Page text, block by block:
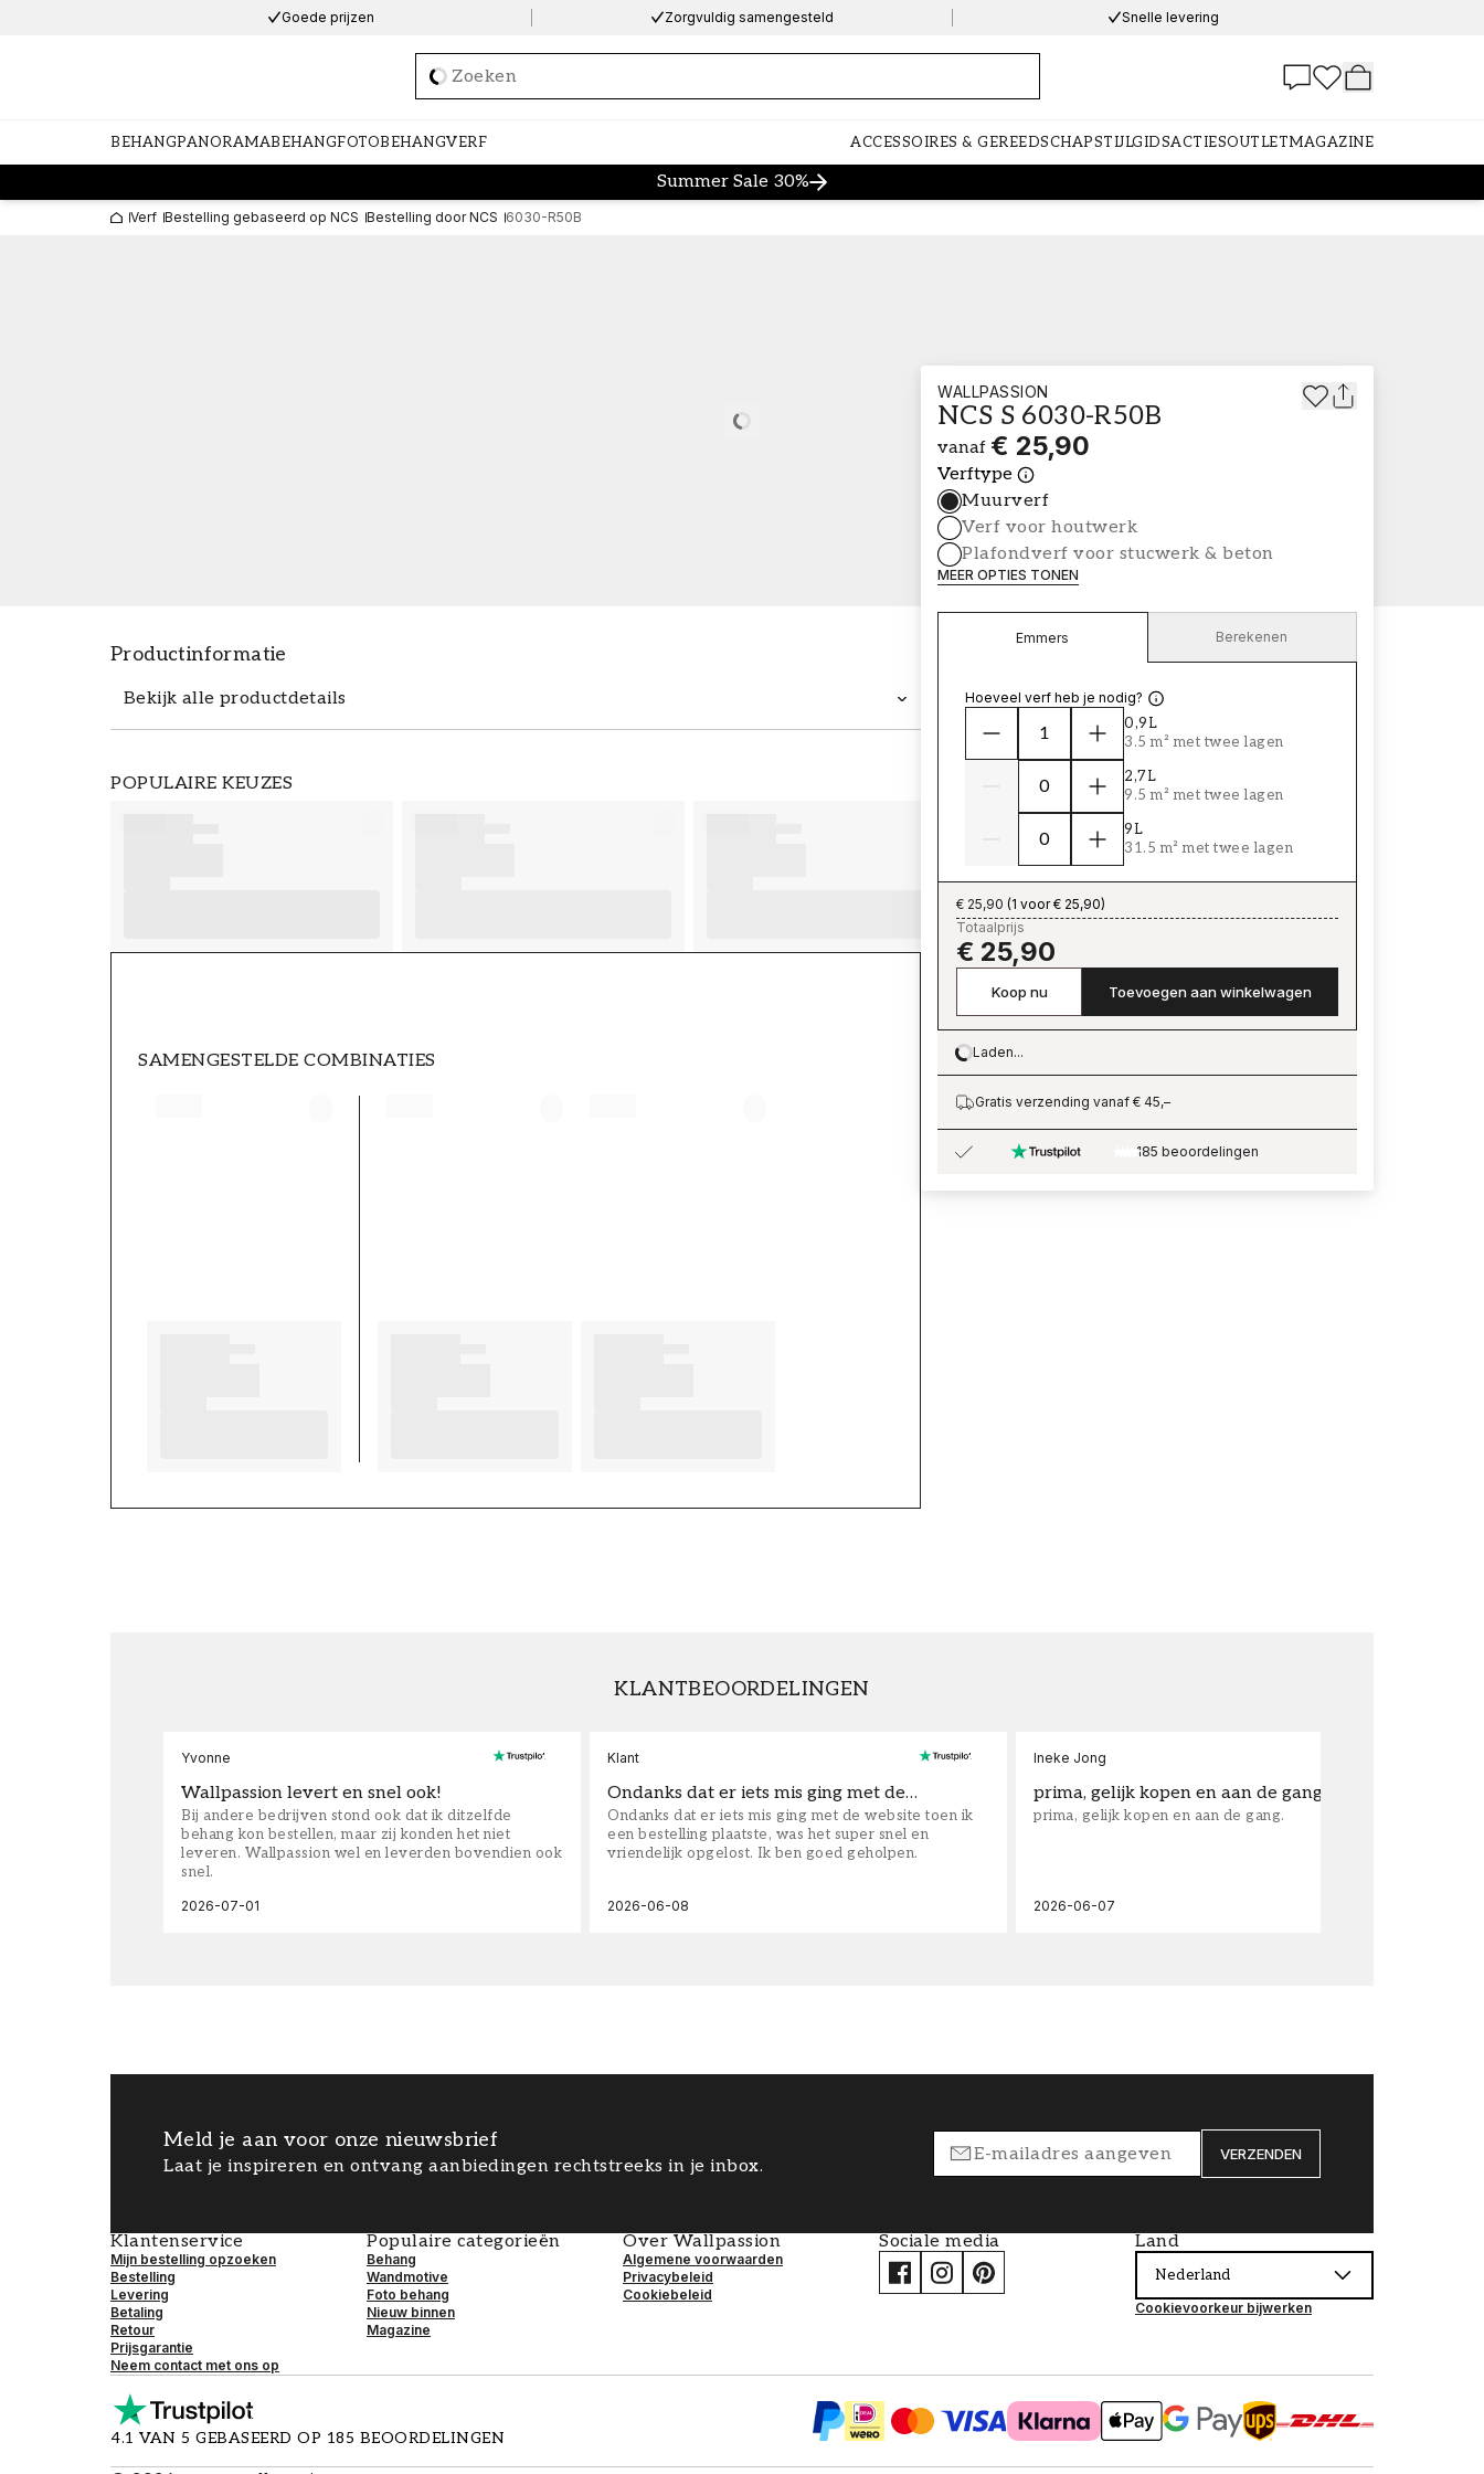
Goede prijzen Zorgvuldig samengesteld Snelle levering
Loading…
BEHANGPANORAMABEHANGFOTOBEHANGVERF ACCESSOIRES & GEREEDSCHAPSTIJLGIDSACTIESOUTLETMAGAZINE
Summer Sale 30%
Verf Bestelling gebaseerd op NCS Bestelling door NCS 6030-R50B
Loading…
Productinformatie
Bekijk alle productdetails
POPULAIRE KEUZES
SAMENGESTELDE COMBINATIES
WALLPASSION
NCS S 6030-R50B
vanaf € 25,90
Verftype
Muurverf
Verf voor houtwerk
Plafondverf voor stucwerk & beton
MEER OPTIES TONEN
Emmers Berekenen
Hoeveel verf heb je nodig?
0,9L
3.5 m² met twee lagen
2,7L
9.5 m² met twee lagen
9L
31.5 m² met twee lagen
€ 25,90 (1 voor € 25,90)
Totaalprijs
€ 25,90
Koop nu Toevoegen aan winkelwagen
Loading…
Laden...
Gratis verzending vanaf € 45,–
185 beoordelingen
KLANTBEOORDELINGEN
Yvonne
Wallpassion levert en snel ook!
Bij andere bedrijven stond ook dat ik ditzelfde
behang kon bestellen, maar zij konden het niet
leveren. Wallpassion wel en leverden bovendien ook
snel.
2026-07-01
Klant
Ondanks dat er iets mis ging met de…
Ondanks dat er iets mis ging met de website toen ik
een bestelling plaatste, was het super snel en
vriendelijk opgelost. Ik ben goed geholpen.
2026-06-08
Ineke Jong
prima, gelijk kopen en aan de gang.
prima, gelijk kopen en aan de gang.
2026-06-07
Meld je aan voor onze nieuwsbrief
Laat je inspireren en ontvang aanbiedingen rechtstreeks in je inbox.
VERZENDEN
Klantenservice
Mijn bestelling opzoeken
Bestelling
Levering
Betaling
Retour
Prijsgarantie
Neem contact met ons op
Populaire categorieën
Behang
Wandmotive
Foto behang
Nieuw binnen
Magazine
Over Wallpassion
Algemene voorwaarden
Privacybeleid
Cookiebeleid
Sociale media Land
Nederland
Cookievoorkeur bijwerken
4.1 VAN 5 GEBASEERD OP 185 BEOORDELINGEN